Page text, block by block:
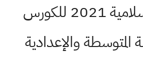
والتربية الإسلامية 2021 للكورس
المتوسطة والإعدادية